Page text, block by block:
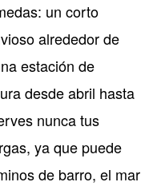
un corto
alrededor de
estación de
desde abril hasta
nunca tus
ya que puede
de barro, el mar